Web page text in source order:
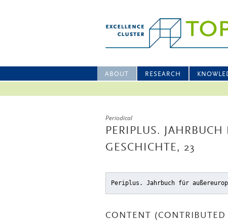
ABOUT RESEARCH
Periodical
PERIPLUS. JAHRBUCH
ESCHICHTE, 23
Periplus. Jahrbuch für
CONTENT (CONTRIBUTED